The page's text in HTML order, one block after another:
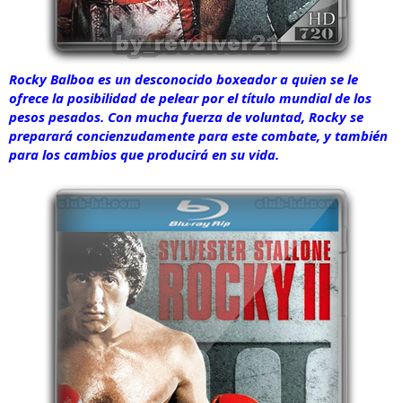
Rocky Balboa es un desconocido boxeador a quien se le
ofrece la posibilidad de pelear por el título mundial de los
pesos pesados. Con mucha fuerza de voluntad, Rocky se
preparará concienzudamente para este combate, y también
para los cambios que producirá en su vida.